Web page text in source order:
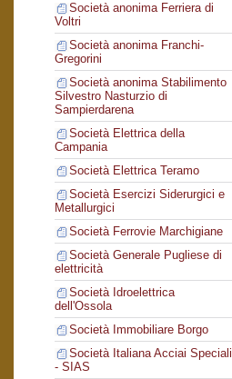
Società anonima Ferriera di
Voltri
Società anonima Franchi-
Gregorini
Società anonima Stabilimento
Silvestro Nasturzio di
Sampierdarena
Società Elettrica della
Campania
Società Elettrica Teramo
Società Esercizi Siderurgici e
Metallurgici
Società Ferrovie Marchigiane
Società Generale Pugliese di
elettricità
Società Idroelettrica
dell'Ossola
Società Immobiliare Borgo
Società Italiana Acciai Speciali
- SIAS